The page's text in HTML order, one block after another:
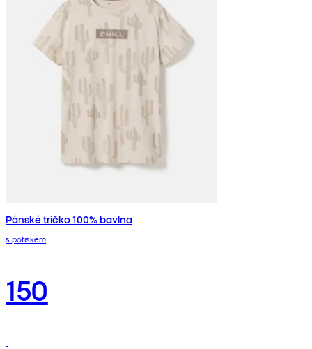
Pánské tričko 100% bavlna
s potiskem
150